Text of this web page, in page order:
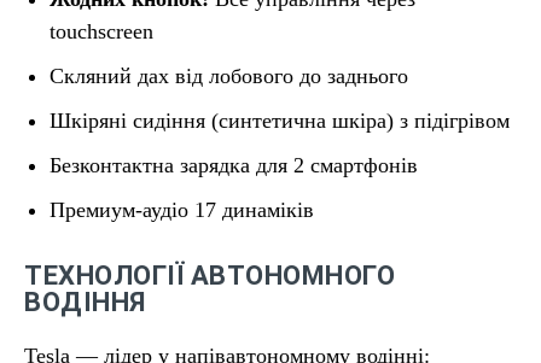
touchscreen
Скляний дах від лобового до заднього
Шкіряні сидіння (синтетична шкіра) з підігрівом
Безконтактна зарядка для 2 смартфонів
Премиум-аудіо 17 динаміків
ТЕХНОЛОГІЇ АВТОНОМНОГО
ВОДІННЯ
Tesla — лідер у напівавтономному водінні: